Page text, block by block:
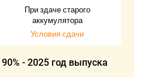
При здаче старого
аккумулятора
Условия сдачи
- 2025 год выпуска